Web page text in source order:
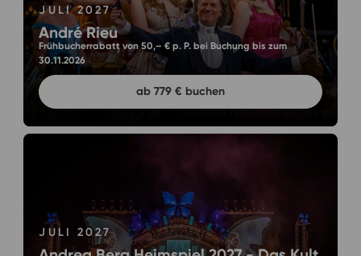
JULI 2027
André Rieu
Frühbucherrabatt von 50,– € p. P. bei Buchung bis zum
30.11.2026
ab 779 € buchen
JULI 2027